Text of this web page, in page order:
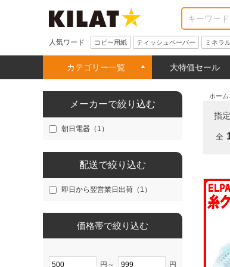
人気ワード コピー用紙 ティッシュペーパー ミネラ
カテゴリー一覧 大特価セール
メーカーで絞り込む
朝日電器（1）
配送で絞り込む
即日から翌営業日出荷（1）
価格帯で絞り込む
円～ 円
ホーム
指
全